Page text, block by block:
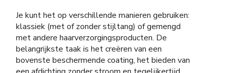
Je kunt het op verschillende manieren gebruiken:
klassiek (met of zonder stijltang) of gemengd
met andere haarverzorgingsproducten. De
belangrijkste taak is het creëren van een
bovenste beschermende coating, het bieden van